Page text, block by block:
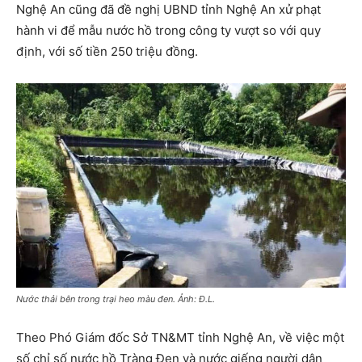
Nghệ An cũng đã đề nghị UBND tỉnh Nghệ An xử phạt
hành vi để mẫu nước hồ trong công ty vượt so với quy
định, với số tiền 250 triệu đồng.
Nước thải bên trong trại heo màu đen. Ảnh: Đ.L.
Theo Phó Giám đốc Sở TN&MT tỉnh Nghệ An, về việc một
số chỉ số nước hồ Tràng Đen và nước giếng người dân